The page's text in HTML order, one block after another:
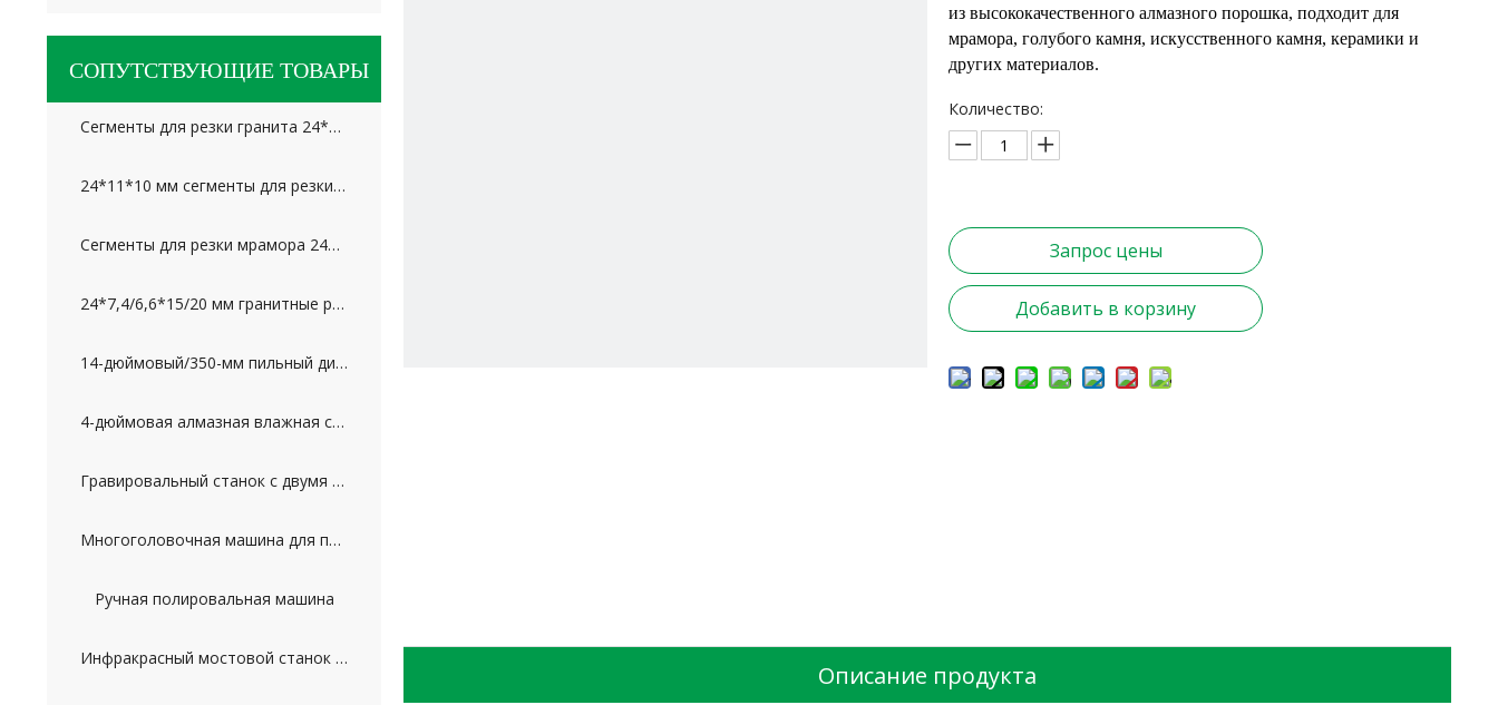
СОПУТСТВУЮЩИЕ ТОВАРЫ
Сегменты для резки гранита 24*12,5/11,5*20 мм для России
24*11*10 мм сегменты для резки мраморного известняка для рынка Ближнего Востока
Сегменты для резки мрамора 24*7,5*10 мм для Ирана
24*7,4/6,6*15/20 мм гранитные режущие сегменты для Пакистана
14-дюймовый/350-мм пильный диск для резки гранита
4-дюймовая алмазная влажная сухая полировальная подушка для гранита и мрамора
Гравировальный станок с двумя головками (2D)
Многоголовочная машина для профилирования колонн
Ручная полировальная машина
Инфракрасный мостовой станок для резки
из высококачественного алмазного порошка, подходит для
мрамора, голубого камня, искусственного камня, керамики и
других материалов.
Количество:
Запрос цены
Добавить в корзину
Описание продукта